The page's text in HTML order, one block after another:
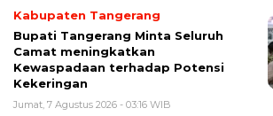
Kabupaten Tangerang
Bupati Tangerang Minta Seluruh
Camat meningkatkan
Kewaspadaan terhadap Potensi
Kekeringan
Jumat, 7 Agustus 2026 - 03:16 WIB